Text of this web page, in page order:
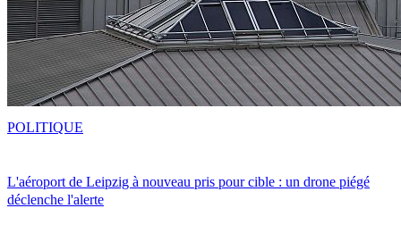
L'aéroport de Leipzig à nouveau pris pour cible : un drone piégé
déclenche l'alerte
POLITIQUE